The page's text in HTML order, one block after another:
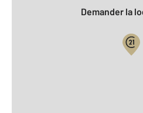
Demander la